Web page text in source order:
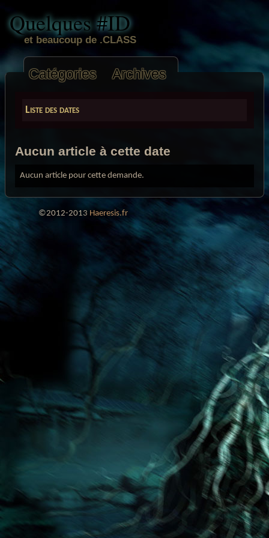
Liste des dates
Aucun article à cette date
Aucun article pour cette demande.
Quelques #ID
et beaucoup de .CLASS
Catégories Archives
©2012-2013 Haeresis.fr